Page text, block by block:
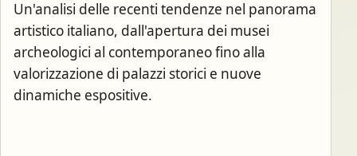
Un'analisi delle recenti tendenze nel panorama
artistico italiano, dall'apertura dei musei
archeologici al contemporaneo fino alla
valorizzazione di palazzi storici e nuove
dinamiche espositive.